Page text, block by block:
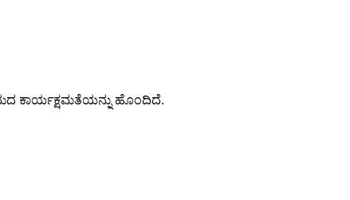
ಕಾರ್ಯಕ್ಷಮತೆಯನ್ನು ಹೊಂದಿದೆ.